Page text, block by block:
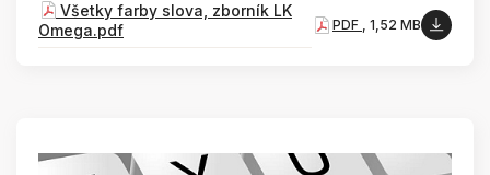
Všetky farby slova, zborník LK
Omega.pdf
PDF , 1,52 MB